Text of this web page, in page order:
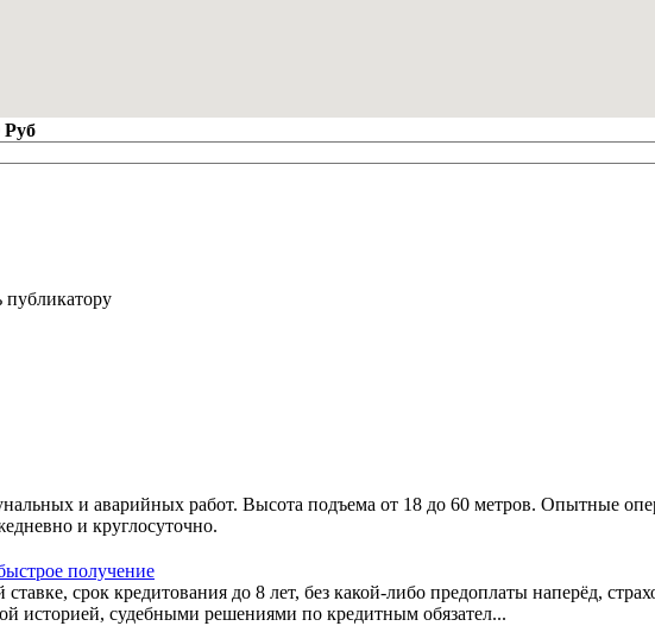
Руб
публикатору
и аварийных работ. Высота подъема от 18 до 60 метров. Опытные
и круглосуточно.
получение
срок кредитования до 8 лет, без какой-либо предоплаты наперёд,
историей, судебными решениями по кредитным обязател...